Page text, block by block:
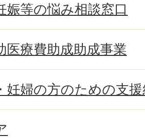
娠等の悩み相談窓口
医療費助成助成事業
妊婦の方のための支